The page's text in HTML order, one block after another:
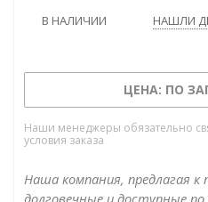
В НАЛИЧИИ НАШЛИ
ЦЕНА: ПО
Наши менеджеры обязательно
условия заказа
Наша компания, предлагая к
долговечные и доступные по